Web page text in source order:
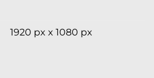
1920 px x 1080 px